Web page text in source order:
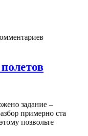
задание –
примерно ста
позвольте